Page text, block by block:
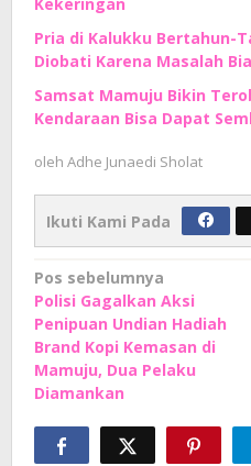
Kekeringan
Pria di Kalukku Bertahun-
Diobati Karena Masalah
Samsat Mamuju Bikin
Kendaraan Bisa Dapat
oleh Adhe Junaedi Sholat
Ikuti Kami Pada
Navigasi
pos
Pos sebelumnya
Polisi Gagalkan Aksi
Penipuan Undian Hadiah
Brand Kopi Kemasan di
Mamuju, Dua Pelaku
Diamankan